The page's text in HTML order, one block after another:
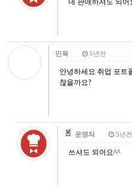
민욱 5년전
안녕하세요 취업 포트
찮을까요?
운영자 5년전
쓰셔도 되어요^^